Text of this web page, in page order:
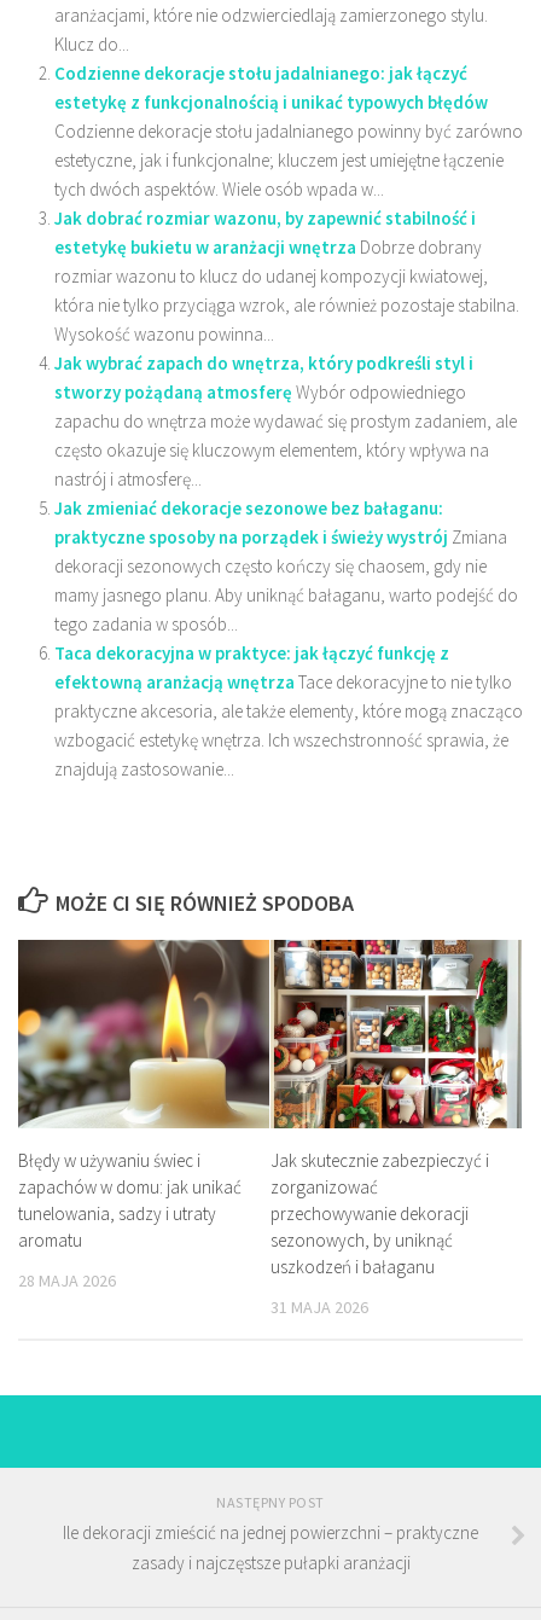
aranżacjami, które nie odzwierciedlają zamierzonego stylu.
Klucz do...
Codzienne dekoracje stołu jadalnianego: jak łączyć
estetykę z funkcjonalnością i unikać typowych błędów
Codzienne dekoracje stołu jadalnianego powinny być zarówno
estetyczne, jak i funkcjonalne; kluczem jest umiejętne łączenie
tych dwóch aspektów. Wiele osób wpada w...
Jak dobrać rozmiar wazonu, by zapewnić stabilność i
estetykę bukietu w aranżacji wnętrza Dobrze dobrany
rozmiar wazonu to klucz do udanej kompozycji kwiatowej,
która nie tylko przyciąga wzrok, ale również pozostaje stabilna.
Wysokość wazonu powinna...
Jak wybrać zapach do wnętrza, który podkreśli styl i
stworzy pożądaną atmosferę Wybór odpowiedniego
zapachu do wnętrza może wydawać się prostym zadaniem, ale
często okazuje się kluczowym elementem, który wpływa na
nastrój i atmosferę...
Jak zmieniać dekoracje sezonowe bez bałaganu:
praktyczne sposoby na porządek i świeży wystrój Zmiana
dekoracji sezonowych często kończy się chaosem, gdy nie
mamy jasnego planu. Aby uniknąć bałaganu, warto podejść do
tego zadania w sposób...
Taca dekoracyjna w praktyce: jak łączyć funkcję z
efektowną aranżacją wnętrza Tace dekoracyjne to nie tylko
praktyczne akcesoria, ale także elementy, które mogą znacząco
wzbogacić estetykę wnętrza. Ich wszechstronność sprawia, że
znajdują zastosowanie...
MOŻE CI SIĘ RÓWNIEŻ SPODOBA
Błędy w używaniu świec i
zapachów w domu: jak unikać
tunelowania, sadzy i utraty
aromatu
28 MAJA 2026
Jak skutecznie zabezpieczyć i
zorganizować
przechowywanie dekoracji
sezonowych, by uniknąć
uszkodzeń i bałaganu
31 MAJA 2026
NASTĘPNY POST
Ile dekoracji zmieścić na jednej powierzchni – praktyczne
zasady i najczęstsze pułapki aranżacji